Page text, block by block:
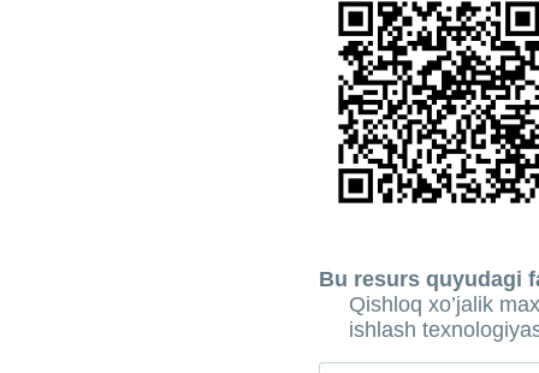
Bu resurs quyudagi
Qishloq xo’jalik
ishlash